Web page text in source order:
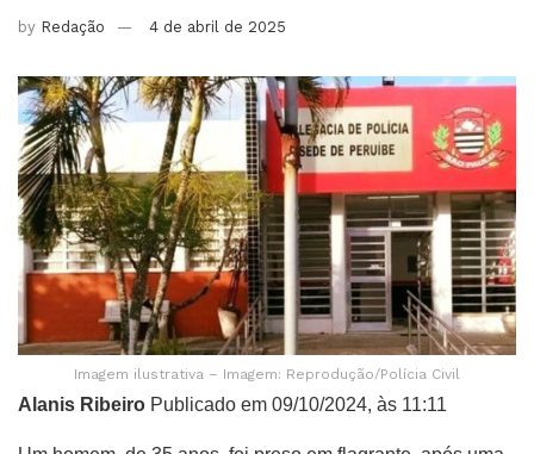
by Redação 4 de abril de 2025
Imagem ilustrativa – Imagem: Reprodução/Polícia Civil
Alanis Ribeiro Publicado em 09/10/2024, às 11:11